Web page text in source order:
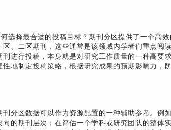
选择最合适的投稿目标？期刊分区提供了一个高
、二区期刊，这些通常是该领域内学者们重点阅
进行投稿，本身就是对研究工作质量的一种高要
地制定投稿策略，根据研究成果的预期影响力，
刊分区数据可以作为资源配置的一种辅助参考。例
的期刊层次；在评估一个学科或研究团队的整体